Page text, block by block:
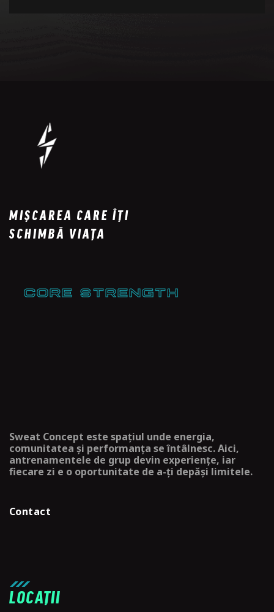
MIȘCAREA CARE ÎȚI
SCHIMBĂ VIAȚA
CORE STRENGTH
Sweat Concept este spațiul unde energia,
comunitatea și performanța se întâlnesc. Aici,
antrenamentele de grup devin experiențe, iar
fiecare zi e o oportunitate de a-ți depăși limitele.
Contact
LOCAȚII